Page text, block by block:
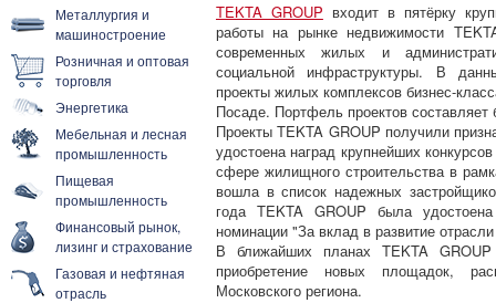
Металлургия и
машиностроение
Розничная и оптовая
торговля
Энергетика
Мебельная и лесная
промышленность
Пищевая
промышленность
Финансовый рынок,
лизинг и страхование
Газовая и нефтяная
отрасль
TEKTA GROUP входит в пятёрку
работы на рынке недвижимости
современных жилых и
социальной инфраструктуры. В
проекты жилых комплексов бизнес-
Посаде. Портфель проектов
Проекты TEKTA GROUP получили
удостоена наград крупнейших
сфере жилищного строительства в
вошла в список надежных
года TEKTA GROUP была
номинации "За вклад в развитие
В ближайших планах TEKTA GROUP
приобретение новых площадок,
Московского региона.